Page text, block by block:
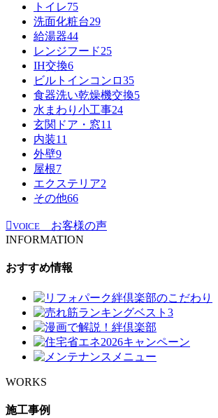
トイレ75
洗面化粧台29
給湯器44
レンジフード25
IH交換6
ビルトインコンロ35
食器洗い乾燥機交換5
水まわり小工事24
玄関ドア・窓11
内装11
外壁9
屋根7
エクステリア2
その他66
VOICE
お客様の声
INFORMATION
おすすめ情報
WORKS
施工事例